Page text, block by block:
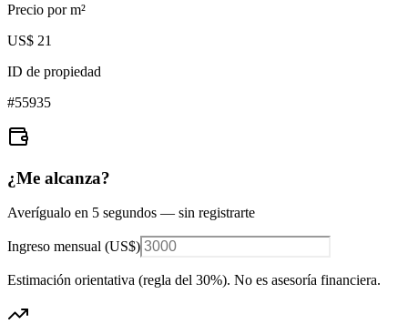
Precio por m²
US$ 21
ID de propiedad
#55935
¿Me alcanza?
Averígualo en 5 segundos — sin registrarte
Ingreso mensual (US$)
Estimación orientativa (regla del 30%). No es asesoría financiera.